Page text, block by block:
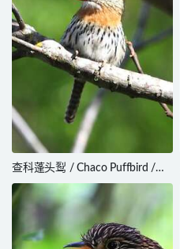
查科蓬头䴕 / Chaco Puffbird /
Nystalus striatipectus